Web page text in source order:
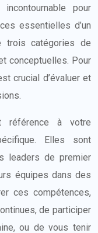
pour
essentielles d’un
trois catégories de
conceptuelles. Pour
crucial d’évaluer et
référence à votre
Elles sont
leaders de premier
équipes dans des
ces compétences,
de participer
ou de vous tenir